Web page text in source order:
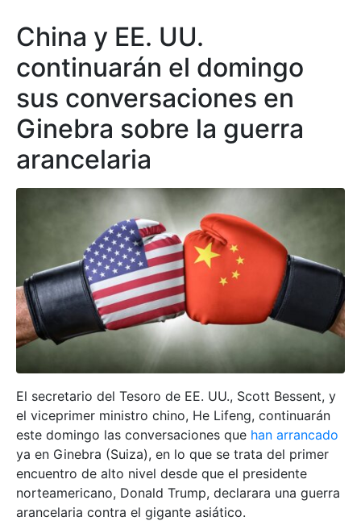
China y EE. UU.
continuarán el domingo
sus conversaciones en
Ginebra sobre la guerra
arancelaria
El secretario del Tesoro de EE. UU., Scott Bessent, y
el viceprimer ministro chino, He Lifeng, continuarán
este domingo las conversaciones que han arrancado
ya en Ginebra (Suiza), en lo que se trata del primer
encuentro de alto nivel desde que el presidente
norteamericano, Donald Trump, declarara una guerra
arancelaria contra el gigante asiático.